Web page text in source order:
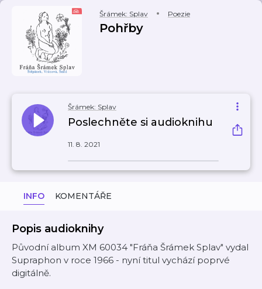
Šrámek: Splav Poezie
Pohřby
Šrámek: Splav
Poslechněte si audioknihu
11. 8. 2021
INFO KOMENTÁŘE
Popis audioknihy
Původní album XM 60034 "Fráňa Šrámek Splav" vydal
Supraphon v roce 1966 - nyní titul vychází poprvé
digitálně.